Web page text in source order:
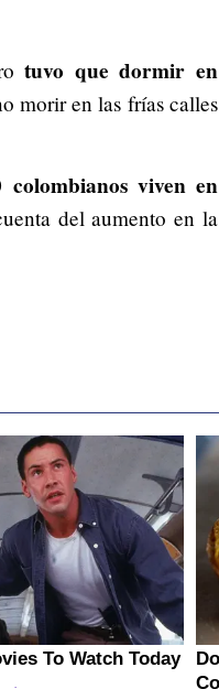
tuvo que dormir en
morir en las frías calles
colombianos viven en
del aumento en la